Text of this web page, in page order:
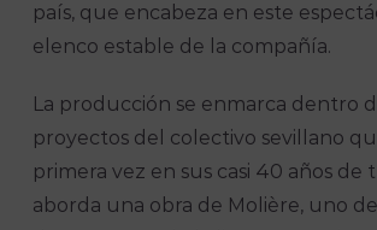
país, que encabeza en este
elenco estable de la compañía.
La producción se enmarca dentro
proyectos del colectivo sevillano
primera vez en sus casi 40 años de
aborda una obra de Molière, uno